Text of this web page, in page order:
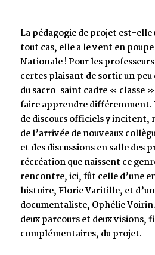
La pédagogie de projet est-
tout cas, elle a le vent en
Nationale ! Pour les
certes plaisant de sortir un
du sacro-saint cadre « classe
faire apprendre différemment.
de discours officiels y incitent,
de l’arrivée de nouveaux
et des discussions en salle des
récréation que naissent ce
rencontre, ici, fût celle d’une
histoire, Florie Varitille, et
documentaliste, Ophélie
deux parcours et deux visions,
complémentaires, du projet.